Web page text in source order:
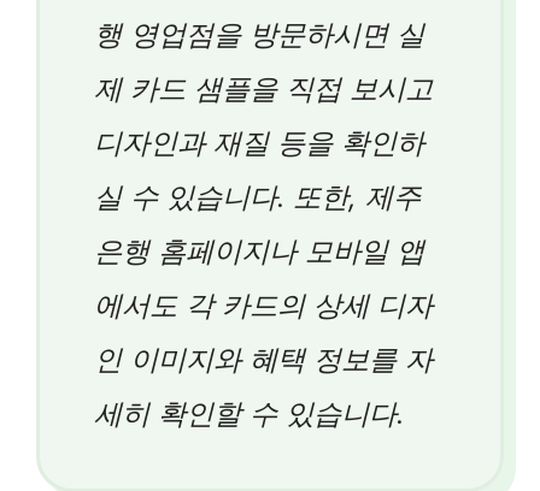
행 영업점을 방문하시면 실
제 카드 샘플을 직접 보시고
디자인과 재질 등을 확인하
실 수 있습니다. 또한, 제주
은행 홈페이지나 모바일 앱
에서도 각 카드의 상세 디자
인 이미지와 혜택 정보를 자
세히 확인할 수 있습니다.